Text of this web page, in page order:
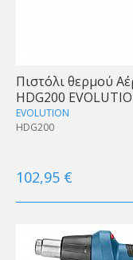
Πιστόλι θερμού
HDG200
EVOLUTION
HDG200
102,95 €